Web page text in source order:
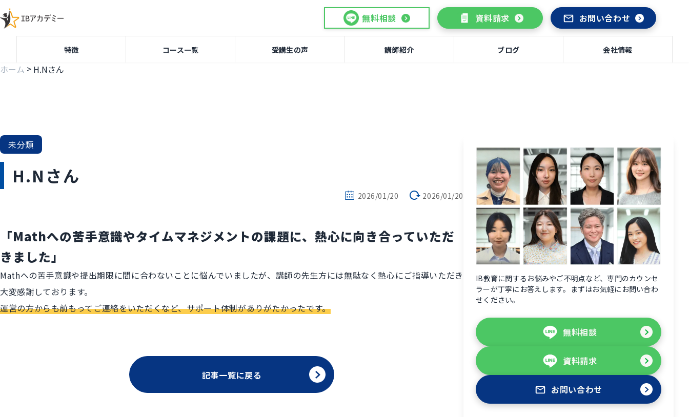
無料相談 資料請求 お問い合わせ
特徴 コース一覧 受講生の声 講師紹介 ブログ 会社情報
ホーム > H.Nさん
未分類
H.Nさん
2026/01/20 2026/01/20
「Mathへの苦手意識やタイムマネジメントの課題に、熱心に向き合っていただ
きました」
Mathへの苦手意識や提出期限に間に合わないことに悩んでいましたが、講師の先生方には無駄なく熱心にご指導いただき
大変感謝しております。
運営の方からも前もってご連絡をいただくなど、サポート体制がありがたかったです。
記事一覧に戻る
IB教育に関するお悩みやご不明点など、専門のカウンセ
ラーが丁寧にお答えします。まずはお気軽にお問い合わ
せください。
無料相談
資料請求
お問い合わせ